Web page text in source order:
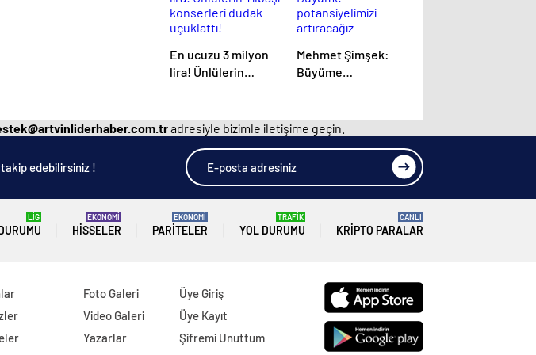
En ucuzu 3 milyon
lira! Ünlülerin
Mehmet Şimşek:
Büyüme
adresiyle bizimle iletişime geçin.
edebilirsiniz !
LİG
HISSELER
EKONOMİ
PARITELER
EKONOMİ
YOL DURUMU
TRAFİK
KRIPTO PARALAR
CANLI
Foto Galeri
Video Galeri
Yazarlar
Üye Giriş
Üye Kayıt
Şifremi Unuttum